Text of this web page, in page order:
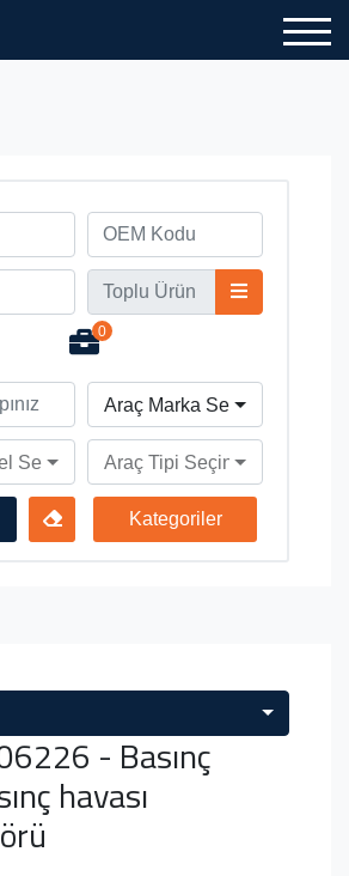
0
Araç Marka Seçiniz
Seçiniz Araç Tipi Seçiniz
Kategoriler
- Basınç
havası